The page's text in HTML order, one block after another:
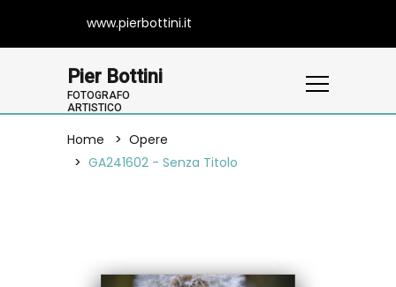
www.pierbottini.it
Pier Bottini
FOTOGRAFO
ARTISTICO
Home
Opere
GA241602 - Senza Titolo